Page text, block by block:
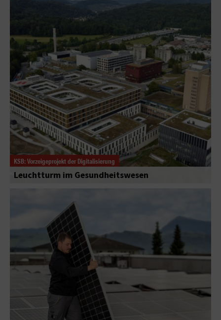
KSB: Vorzeigeprojekt der Digitalisierung
Leuchtturm im Gesundheitswesen